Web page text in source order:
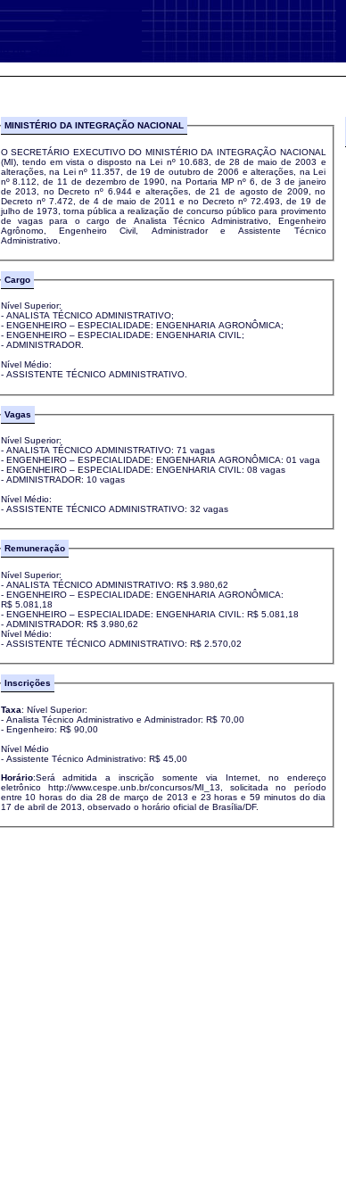
MINISTÉRIO DA INTEGRAÇÃO NACIONAL
O SECRETÁRIO EXECUTIVO DO MINISTÉRIO DA INTEGRAÇÃO NACIONAL
(MI), tendo em vista o disposto na Lei nº 10.683, de 28 de maio de 2003 e
alterações, na Lei nº 11.357, de 19 de outubro de 2006 e alterações, na Lei
nº 8.112, de 11 de dezembro de 1990, na Portaria MP nº 6, de 3 de janeiro
de 2013, no Decreto nº 6.944 e alterações, de 21 de agosto de 2009, no
Decreto nº 7.472, de 4 de maio de 2011 e no Decreto nº 72.493, de 19 de
julho de 1973, torna pública a realização de concurso público para provimento
de vagas para o cargo de Analista Técnico Administrativo, Engenheiro
Agrônomo, Engenheiro Civil, Administrador e Assistente Técnico
Administrativo.
Cargo
Nível Superior:
- ANALISTA TÉCNICO ADMINISTRATIVO;
- ENGENHEIRO – ESPECIALIDADE: ENGENHARIA AGRONÔMICA;
- ENGENHEIRO – ESPECIALIDADE: ENGENHARIA CIVIL;
- ADMINISTRADOR.
Nível Médio:
- ASSISTENTE TÉCNICO ADMINISTRATIVO.
Vagas
Nível Superior:
- ANALISTA TÉCNICO ADMINISTRATIVO: 71 vagas
- ENGENHEIRO – ESPECIALIDADE: ENGENHARIA AGRONÔMICA: 01 vaga
- ENGENHEIRO – ESPECIALIDADE: ENGENHARIA CIVIL: 08 vagas
- ADMINISTRADOR: 10 vagas
Nível Médio:
- ASSISTENTE TÉCNICO ADMINISTRATIVO: 32 vagas
Remuneração
Nível Superior:
- ANALISTA TÉCNICO ADMINISTRATIVO: R$ 3.980,62
- ENGENHEIRO – ESPECIALIDADE: ENGENHARIA AGRONÔMICA:
R$ 5.081,18
- ENGENHEIRO – ESPECIALIDADE: ENGENHARIA CIVIL: R$ 5.081,18
- ADMINISTRADOR: R$ 3.980,62
Nível Médio:
- ASSISTENTE TÉCNICO ADMINISTRATIVO: R$ 2.570,02
Inscrições
Taxa: Nível Superior:
- Analista Técnico Administrativo e Administrador: R$ 70,00
- Engenheiro: R$ 90,00
Nível Médio
- Assistente Técnico Administrativo: R$ 45,00
Horário:Será admitida a inscrição somente via Internet, no endereço
eletrônico http://www.cespe.unb.br/concursos/MI_13, solicitada no período
entre 10 horas do dia 28 de março de 2013 e 23 horas e 59 minutos do dia
17 de abril de 2013, observado o horário oficial de Brasília/DF.